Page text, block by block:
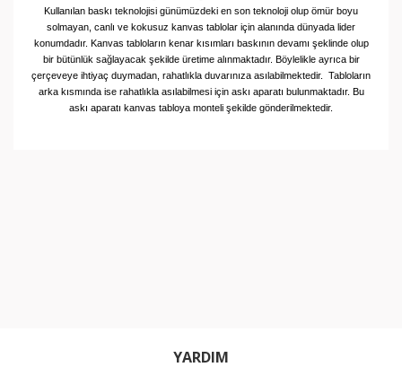
Kullanılan baskı teknolojisi günümüzdeki en son teknoloji olup ömür boyu
solmayan, canlı ve kokusuz kanvas tablolar için alanında dünyada lider
konumdadır. Kanvas tabloların kenar kısımları baskının devamı şeklinde olup
bir bütünlük sağlayacak şekilde üretime alınmaktadır. Böylelikle ayrıca bir
çerçeveye ihtiyaç duymadan, rahatlıkla duvarınıza asılabilmektedir. Tabloların
arka kısmında ise rahatlıkla asılabilmesi için askı aparatı bulunmaktadır. Bu
askı aparatı kanvas tabloya monteli şekilde gönderilmektedir.
Bu ürüne benzer farklı alternatifler olmalı.
YARDIM